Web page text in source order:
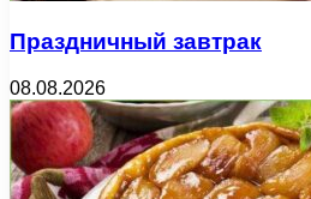
Праздничный завтрак
08.08.2026